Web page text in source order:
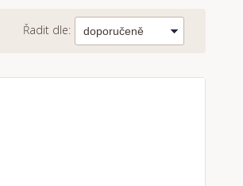
Řadit dle: